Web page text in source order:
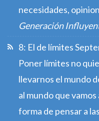
necesidades,
Generación
8: El de límites
Poner límites no
llevarnos el mundo
al mundo que
forma de pensar a